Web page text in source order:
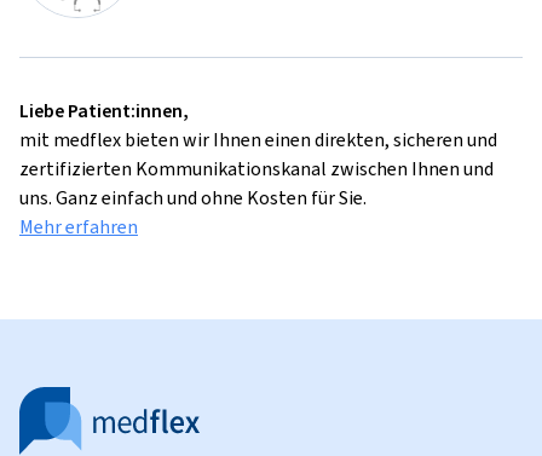
Liebe Patient:innen,
mit medflex bieten wir Ihnen einen direkten, sicheren und
zertifizierten Kommunikationskanal zwischen Ihnen und
uns. Ganz einfach und ohne Kosten für Sie.
Mehr erfahren